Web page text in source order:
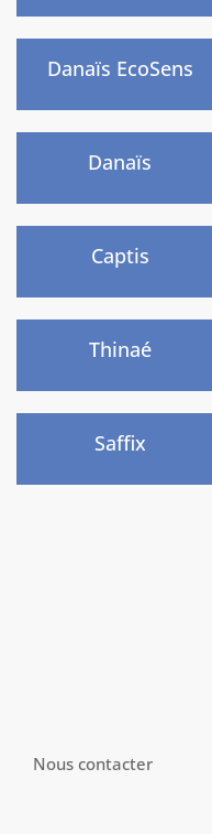
Danaïs EcoSens
Danaïs
Captis
Thinaé
Saffix
Nouveau
Nous contacter